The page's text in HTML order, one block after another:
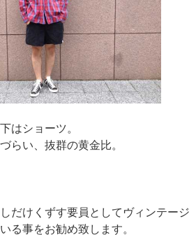
はショーツ。
らい、抜群の黄金比。
だけくずす要員としてヴィンテージ
る事をお勧め致します。